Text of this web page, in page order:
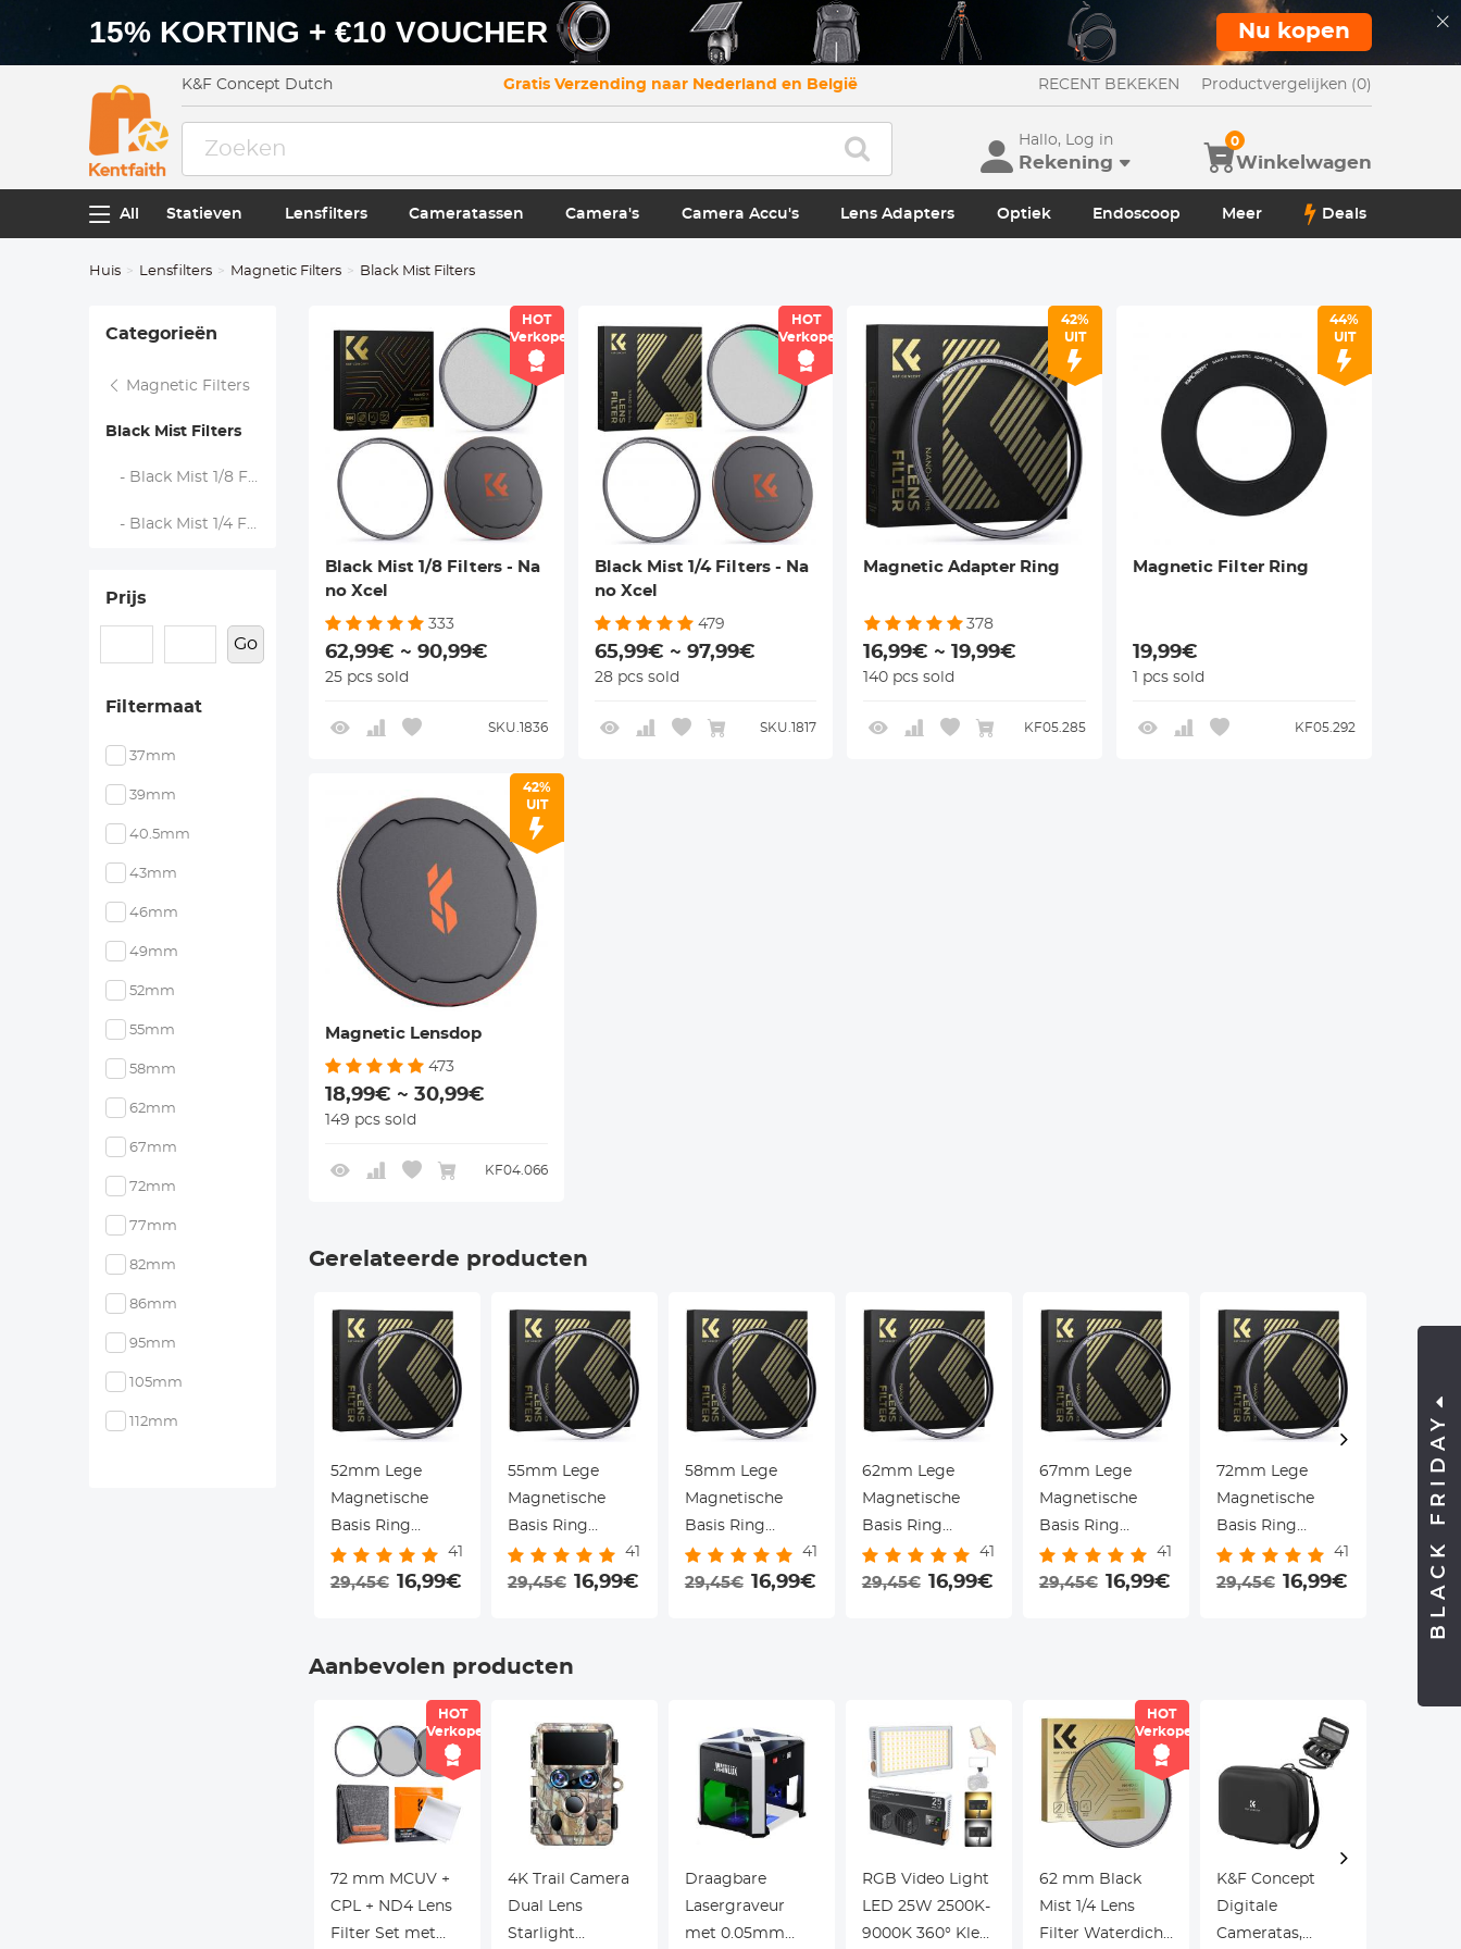
15% KORTING + €10 VOUCHER Nu kopen
K&F Concept Dutch Gratis Verzending naar Nederland en België RECENT BEKEKEN Productvergelijken (0)
Hallo, Log in
Rekening Winkelwagen
0
All Statieven Lensfilters Cameratassen Camera's Camera Accu's Lens Adapters Optiek Endoscoop Meer Deals
Huis Lensfilters Magnetic Filters Black Mist Filters
Categorieën
Magnetic Filters
Black Mist Filters
- Black Mist 1/8 Filters - Nano Xcel
- Black Mist 1/4 Filters - Nano Xcel
Prijs
Go
Filtermaat
37mm
39mm
40.5mm
43mm
46mm
49mm
52mm
55mm
58mm
62mm
67mm
72mm
77mm
82mm
86mm
95mm
105mm
112mm
HOT
Verkoper
Black Mist 1/8 Filters - Na
no Xcel
333
62,99€ ~ 90,99€
25 pcs sold
SKU.1836
HOT
Verkoper
Black Mist 1/4 Filters - Na
no Xcel
479
65,99€ ~ 97,99€
28 pcs sold
SKU.1817
42%
UIT
Magnetic Adapter Ring
378
16,99€ ~ 19,99€
140 pcs sold
KF05.285
44%
UIT
Magnetic Filter Ring
19,99€
1 pcs sold
KF05.292
42%
UIT
Magnetic Lensdop
473
18,99€ ~ 30,99€
149 pcs sold
KF04.066
Gerelateerde producten
52mm Lege
Magnetische
Basis Ring
(Werkt Alleen
Met K&F Concept
Systeem)
41
29,45€ 16,99€
55mm Lege
Magnetische
Basis Ring
(Werkt Alleen
Met K&F Concept
Systeem)
41
29,45€ 16,99€
58mm Lege
Magnetische
Basis Ring
(Werkt Alleen
Met K&F Concept
41
29,45€ 16,99€
62mm Lege
Magnetische
Basis Ring
(Werkt Alleen
Met K&F Concept
41
29,45€ 16,99€
67mm Lege
Magnetische
Basis Ring
(Werkt Alleen
Met K&F Concept
41
29,45€ 16,99€
72mm Lege
Magnetische
Basis Ring
(Werkt Alleen
Met K&F Concept
41
29,45€ 16,99€
77mm
Basis
(Werkt
Met
Quick
29,45€
Aanbevolen producten
HOT
Verkoper
72 mm MCUV +
CPL + ND4 Lens
Filter Set met
4K Trail Camera
Dual Lens
Starlight
Draagbare
Lasergraveur
met 0.05mm
RGB Video Light
LED 25W 2500K-
9000K 360° Kleur
HOT
Verkoper
62 mm Black
Mist 1/4 Lens
Filter Waterdicht
K&F Concept
Digitale
Cameratas,
BLACK FRIDAY